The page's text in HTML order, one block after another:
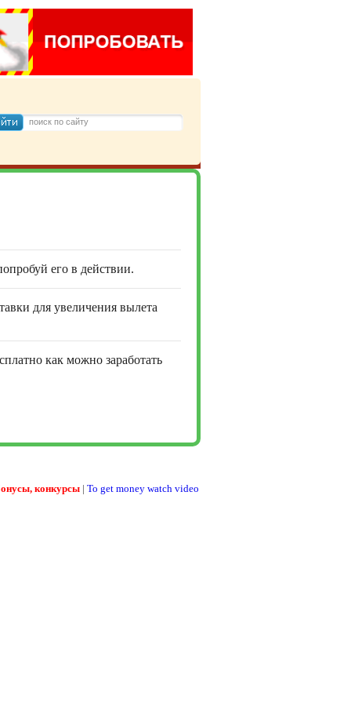
его в действии.
для увеличения вылета
как можно заработать
конкурсы | To get money watch video